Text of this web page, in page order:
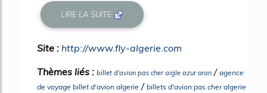
LIRE LA SUITE
Site : http://www.fly-algerie.com
Thèmes liés : billet d'avion pas cher aigle azur oran / agence
de voyage billet d'avion algerie / billets d'avion pas cher algerie